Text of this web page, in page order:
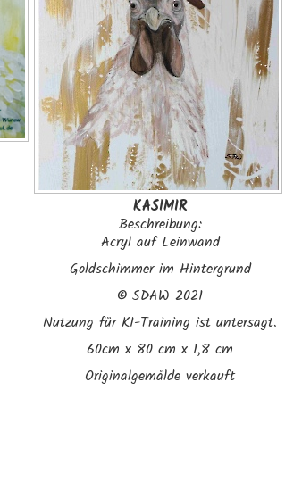
KASIMIR
Beschreibung:
Acryl auf Leinwand
Goldschimmer im Hintergrund
©SDAW 2021
Nutzung für KI-Training ist untersagt.
60cm x 80 cm x 1,8 cm
Originalgemälde verkauft